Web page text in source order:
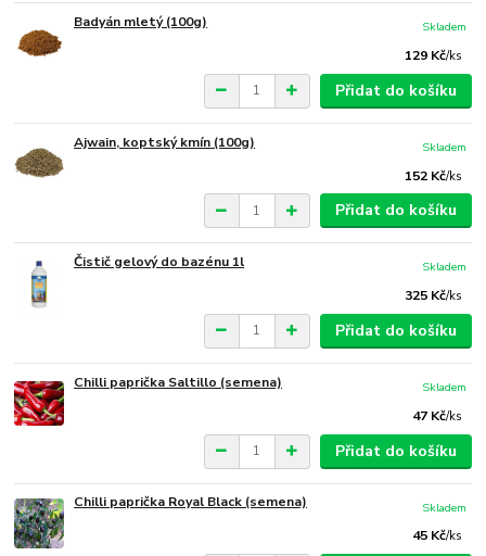
Badyán mletý (100g)
129 Kč/ks
Skladem
Přidat do košíku
Ajwain, koptský kmín (100g)
152 Kč/ks
Skladem
Přidat do košíku
Čistič gelový do bazénu 1l
325 Kč/ks
Skladem
Přidat do košíku
Chilli paprička Saltillo (semena)
47 Kč/ks
Skladem
Přidat do košíku
Chilli paprička Royal Black (semena)
45 Kč/ks
Skladem